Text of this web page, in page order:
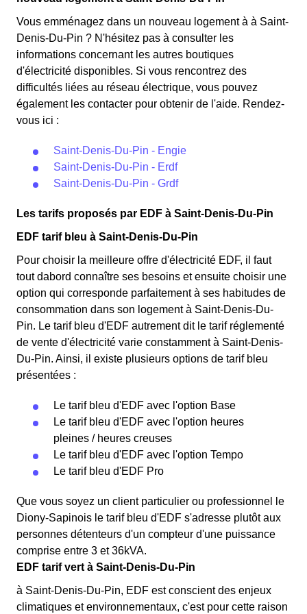
fournisseurs d'électricité en France et est accessible aux
Diony-Sapinois éligibles. 💡🏠
choisie avant 1998. Elle implique deux tarifs : pendant
22 jours, le prix de l'électricité est multiplié par quatre,
tandis que les autres jours de l'année, le prix est réduit
de 20% par rapport au tarif normal en à Saint-Denis-Du-
Pin. ⚡💸
Vous emménagez dans un nouveau logement à à Saint-
Denis-Du-Pin ? N'hésitez pas à consulter les
informations concernant les autres boutiques
d'électricité disponibles. Si vous rencontrez des
difficultés liées au réseau électrique, vous pouvez
également les contacter pour obtenir de l'aide. Rendez-
vous ici :
Saint-Denis-Du-Pin - Engie
Saint-Denis-Du-Pin - Erdf
Saint-Denis-Du-Pin - Grdf
Les tarifs proposés par EDF à Saint-Denis-Du-Pin
EDF tarif bleu à Saint-Denis-Du-Pin
Pour choisir la meilleure offre d'électricité EDF, il faut
tout dabord connaître ses besoins et ensuite choisir une
option qui corresponde parfaitement à ses habitudes de
consommation dans son logement à Saint-Denis-Du-
Pin. Le tarif bleu d'EDF autrement dit le tarif réglementé
de vente d'électricité varie constamment à Saint-Denis-
Du-Pin. Ainsi, il existe plusieurs options de tarif bleu
présentées :
Le tarif bleu d'EDF avec l'option Base
Le tarif bleu d'EDF avec l'option heures
pleines / heures creuses
Le tarif bleu d'EDF avec l'option Tempo
Le tarif bleu d'EDF Pro
Que vous soyez un client particulier ou professionnel le
Diony-Sapinois le tarif bleu d'EDF s'adresse plutôt aux
personnes détenteurs d'un compteur d'une puissance
comprise entre 3 et 36kVA.
EDF tarif vert à Saint-Denis-Du-Pin
à Saint-Denis-Du-Pin, EDF est conscient des enjeux
climatiques et environnementaux, c'est pour cette raison